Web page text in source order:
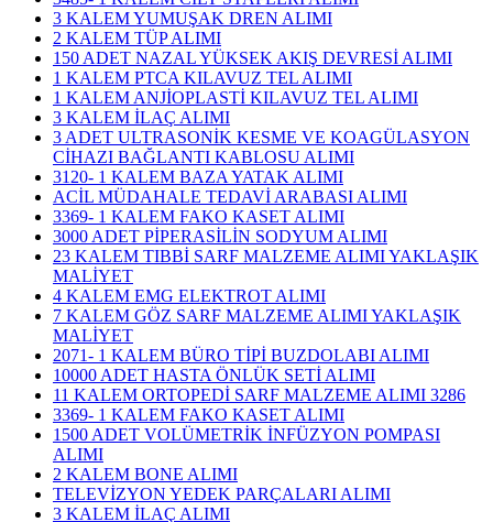
3 KALEM YUMUŞAK DREN ALIMI
2 KALEM TÜP ALIMI
150 ADET NAZAL YÜKSEK AKIŞ DEVRESİ ALIMI
1 KALEM PTCA KILAVUZ TEL ALIMI
1 KALEM ANJİOPLASTİ KILAVUZ TEL ALIMI
3 KALEM İLAÇ ALIMI
3 ADET ULTRASONİK KESME VE KOAGÜLASYON
CİHAZI BAĞLANTI KABLOSU ALIMI
3120- 1 KALEM BAZA YATAK ALIMI
ACİL MÜDAHALE TEDAVİ ARABASI ALIMI
3369- 1 KALEM FAKO KASET ALIMI
3000 ADET PİPERASİLİN SODYUM ALIMI
23 KALEM TIBBİ SARF MALZEME ALIMI YAKLAŞIK
MALİYET
4 KALEM EMG ELEKTROT ALIMI
7 KALEM GÖZ SARF MALZEME ALIMI YAKLAŞIK
MALİYET
2071- 1 KALEM BÜRO TİPİ BUZDOLABI ALIMI
10000 ADET HASTA ÖNLÜK SETİ ALIMI
11 KALEM ORTOPEDİ SARF MALZEME ALIMI 3286
3369- 1 KALEM FAKO KASET ALIMI
1500 ADET VOLÜMETRİK İNFÜZYON POMPASI
ALIMI
2 KALEM BONE ALIMI
TELEVİZYON YEDEK PARÇALARI ALIMI
3 KALEM İLAÇ ALIMI